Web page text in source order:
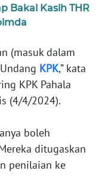
Bakal Kasih THR
(masuk dalam
KPK,” kata
KPK Pahala
(4/4/2024).
boleh
ditugaskan
penilaian ke